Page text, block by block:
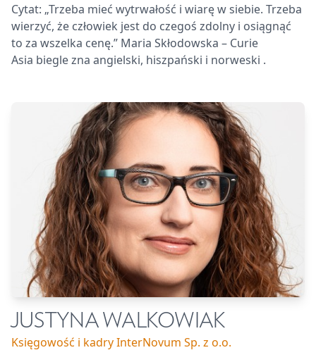
Cytat: „Trzeba mieć wytrwałość i wiarę w siebie. Trzeba
wierzyć, że człowiek jest do czegoś zdolny i osiągnąć
to za wszelka cenę.” Maria Skłodowska – Curie
Asia biegle zna angielski, hiszpański i norweski .
JUSTYNA WALKOWIAK
Księgowość i kadry InterNovum Sp. z o.o.